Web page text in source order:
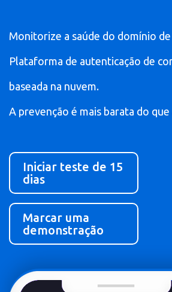
Monitorize a saúde do domínio
Plataforma de autenticação de
baseada na nuvem.
A prevenção é mais barata do
Iniciar teste de 15
dias
Marcar uma
demonstração